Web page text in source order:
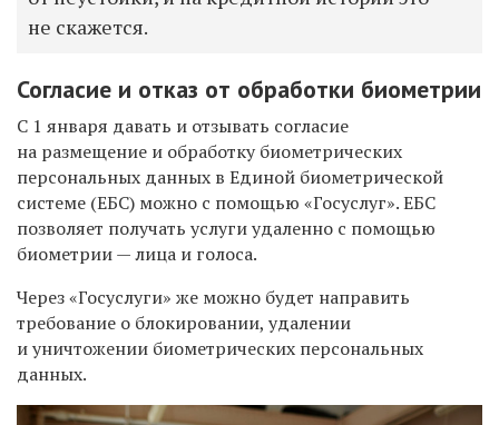
не скажется.
Согласие и отказ от обработки биометрии
С 1 января давать и отзывать согласие
на размещение и обработку биометрических
персональных данных в Единой биометрической
системе (ЕБС) можно с помощью «Госуслуг». ЕБС
позволяет получать услуги удаленно с помощью
биометрии — лица и голоса.
Через «Госуслуги» же можно будет направить
требование о блокировании, удалении
и уничтожении биометрических персональных
данных.